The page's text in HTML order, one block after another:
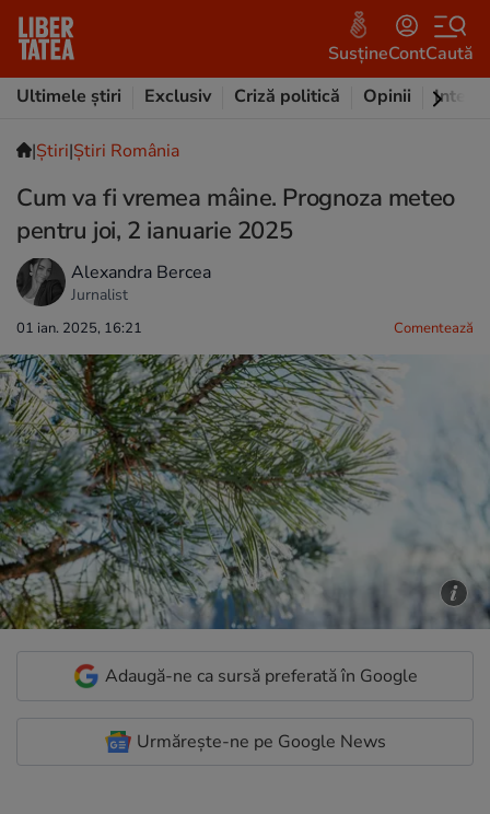
SusțineContCaută
Ultimele știri
Exclusiv Criză politică Opinii
|Ştiri|Știri România
Cum va fi vremea mâine. Prognoza meteo
pentru joi, 2 ianuarie 2025
Alexandra Bercea
Jurnalist
01 ian. 2025, 16:21 Comentează
Adaugă-ne ca sursă preferată în Google
Urmărește-ne pe Google News